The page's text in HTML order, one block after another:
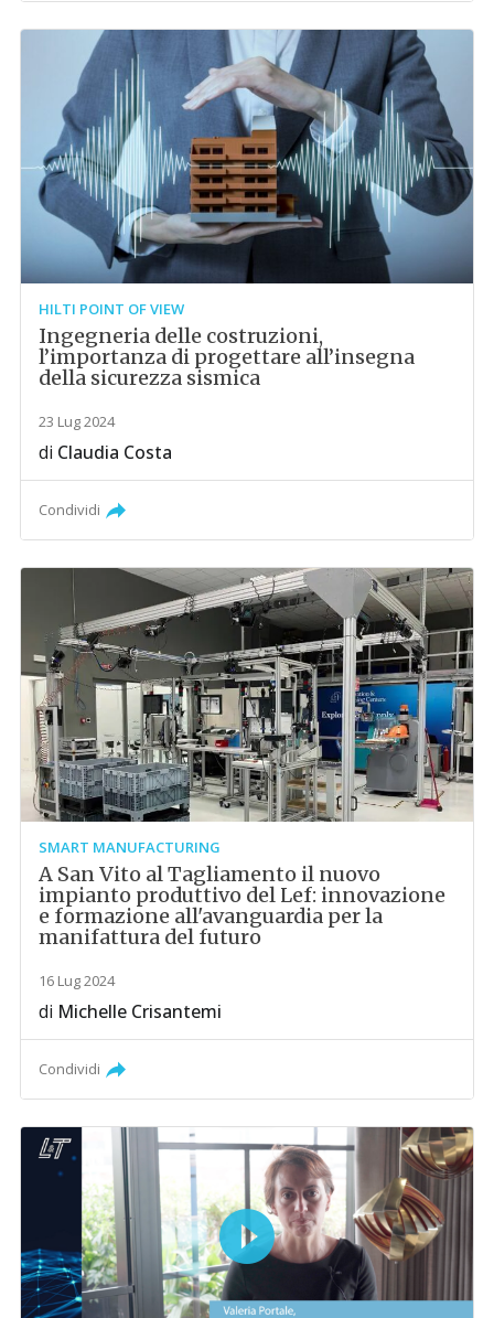
HILTI POINT OF VIEW
Ingegneria delle costruzioni,
l’importanza di progettare all’insegna
della sicurezza sismica
23 Lug 2024
di Claudia Costa
Condividi
SMART MANUFACTURING
A San Vito al Tagliamento il nuovo
impianto produttivo del Lef: innovazione
e formazione all'avanguardia per la
manifattura del futuro
16 Lug 2024
di Michelle Crisantemi
Condividi